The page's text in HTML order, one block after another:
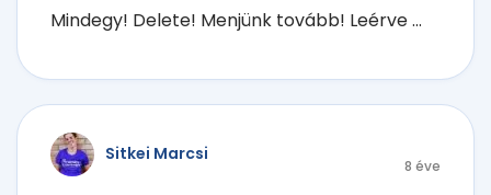
Mindegy! Delete! Menjünk tovább! Leérve ...
Sitkei Marcsi
8 éve